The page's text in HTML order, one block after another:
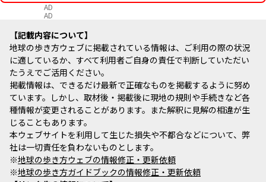
AD
AD
記載内容について
地球の歩き方ウェブに掲載されている情報は、ご利用の際の状況
に適しているか、すべて利用者ご自身の責任で判断していただい
たうえでご活用ください。
掲載情報は、できるだけ最新で正確なものを掲載するように努め
ています。しかし、取材後・掲載後に現地の規則や手続きなど各
種情報が変更されることがあります。また解釈に見解の相違が生
じることもあります。
本ウェブサイトを利用して生じた損失や不都合などについて、弊
社は一切責任を負わないものとします。
※地球の歩き方ウェブの情報修正・更新依頼
※地球の歩き方ガイドブックの情報修正・更新依頼